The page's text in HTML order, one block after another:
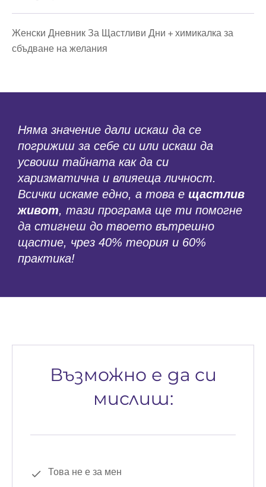
Женски Дневник За Щастливи Дни + химикалка за
сбъдване на желания
Няма значение дали искаш да се
погрижиш за себе си или искаш да
усвоиш тайната как да си
харизматична и влияеща личност.
Всички искаме едно, а това е щастлив
живот, тази програма ще ти помогне
да стигнеш до твоето вътрешно
щастие, чрез 40% теория и 60%
практика!
Възможно е да си
мислиш:
Това не е за мен